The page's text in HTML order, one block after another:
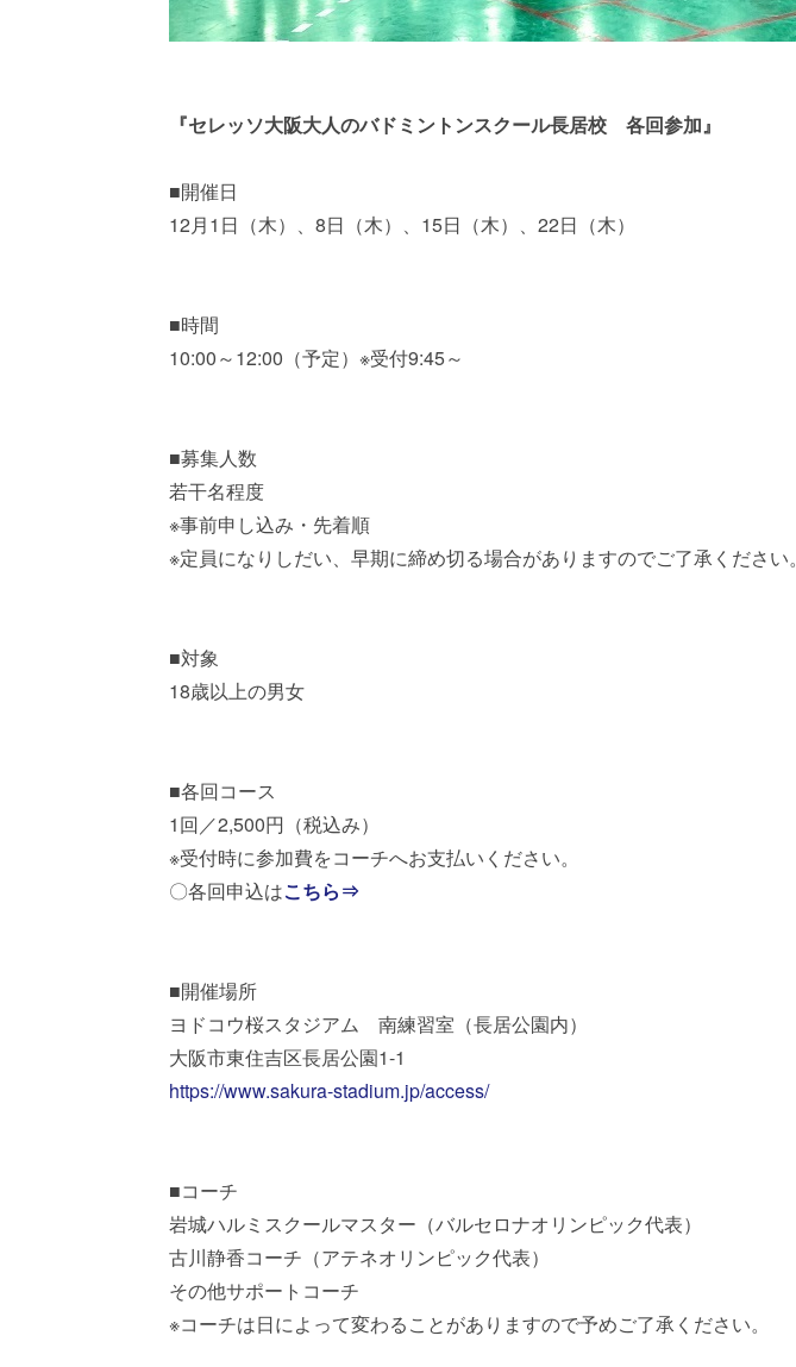
『セレッソ大阪大人のバドミントンスクール長居校 各回参加』
■開催日
12月1日（木）、8日（木）、15日（木）、22日（木）
■時間
10:00～12:00（予定）※受付9:45～
■募集人数
若干名程度
※事前申し込み・先着順
※定員になりしだい、早期に締め切る場合がありますのでご了承ください。
■対象
18歳以上の男女
■各回コース
1回／2,500円（税込み）
※受付時に参加費をコーチへお支払いください。
〇各回申込はこちら⇒
■開催場所
ヨドコウ桜スタジアム 南練習室（長居公園内）
大阪市東住吉区長居公園1-1
https://www.sakura-stadium.jp/access/
■コーチ
岩城ハルミスクールマスター（バルセロナオリンピック代表）
古川静香コーチ（アテネオリンピック代表）
その他サポートコーチ
※コーチは日によって変わることがありますので予めご了承ください。